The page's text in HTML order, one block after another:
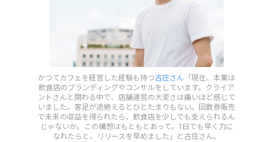
かつてカフェを経営した経験も持つ古庄さん 「現在、本業は
飲食店のブランディングやコンサルをしています。クライア
ントさんと関わる中で、店舗運営の大変さは痛いほど感じて
いました。客足が途絶えるとひとたまりもない。回数券販売
で未来の収益を得られたら、飲食店を少しでも支えられるん
じゃないか。この構想はもともとあって。1日でも早く力に
なれたらと、リリースを早めました」と古庄さん。